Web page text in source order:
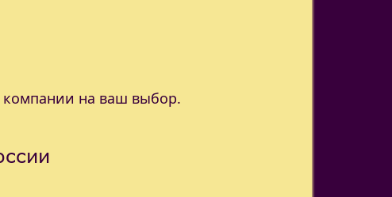
компании на ваш выбор.